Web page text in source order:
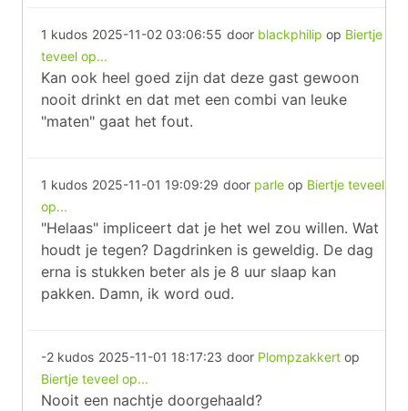
1 kudos 2025-11-02 03:06:55 door blackphilip op Biertje
teveel op...
Kan ook heel goed zijn dat deze gast gewoon
nooit drinkt en dat met een combi van leuke
"maten" gaat het fout.
1 kudos 2025-11-01 19:09:29 door parle op Biertje teveel
op...
"Helaas" impliceert dat je het wel zou willen. Wat
houdt je tegen? Dagdrinken is geweldig. De dag
erna is stukken beter als je 8 uur slaap kan
pakken. Damn, ik word oud.
-2 kudos 2025-11-01 18:17:23 door Plompzakkert op
Biertje teveel op...
Nooit een nachtje doorgehaald?